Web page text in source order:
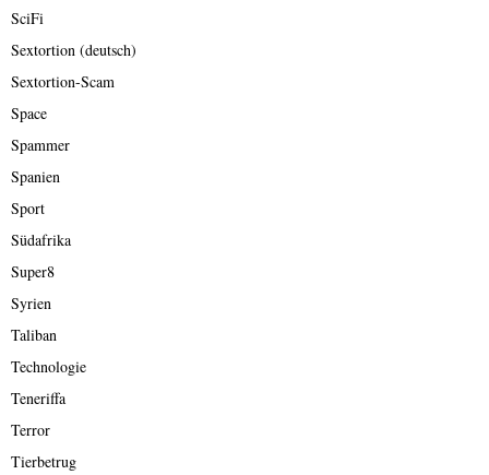
SciFi
Sextortion (deutsch)
Sextortion-Scam
Space
Spammer
Spanien
Sport
Südafrika
Super8
Syrien
Taliban
Technologie
Teneriffa
Terror
Tierbetrug